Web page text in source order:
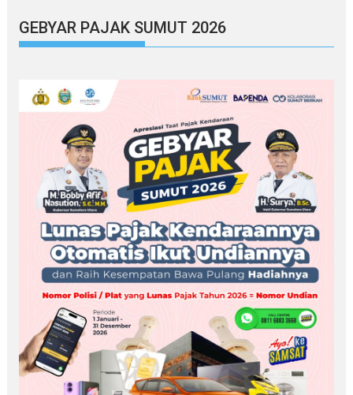
GEBYAR PAJAK SUMUT 2026